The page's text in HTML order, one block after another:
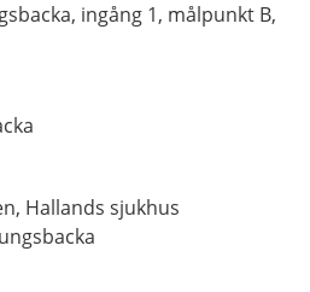
ingång 1, målpunkt B,
Hallands sjukhus